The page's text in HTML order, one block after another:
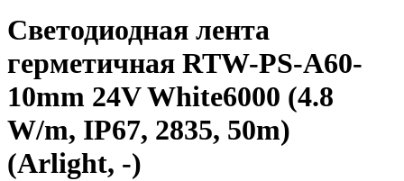
Светодиодная лента
герметичная RTW-PS-A60-
10mm 24V White6000 (4.8
W/m, IP67, 2835, 50m)
(Arlight, -)